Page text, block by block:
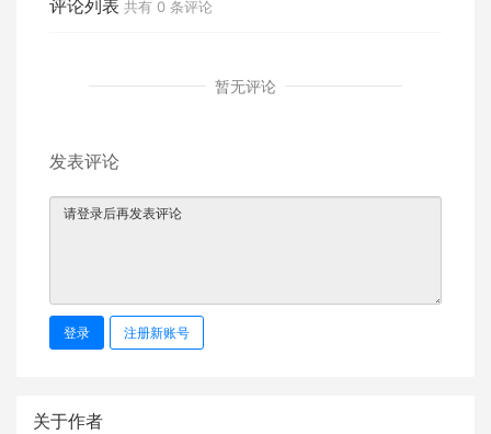
评论列表 共有 0 条评论
暂无评论
发表评论
登录 注册新账号
关于作者